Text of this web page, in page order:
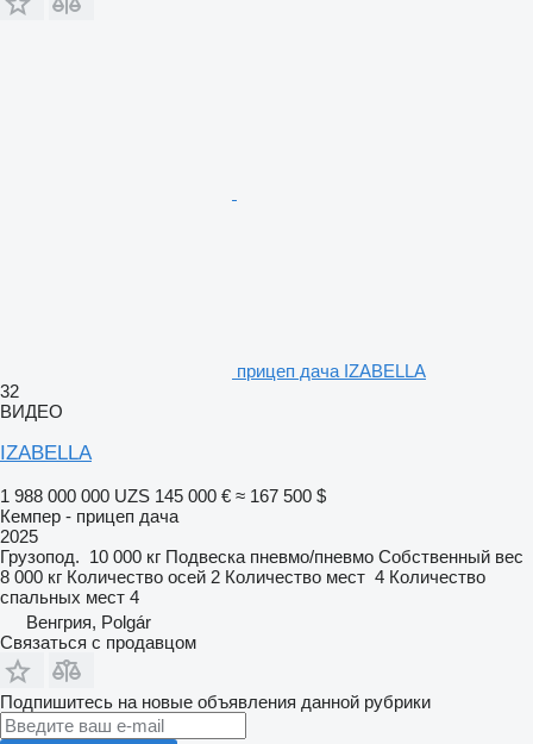
прицеп дача IZABELLA
32
ВИДЕО
IZABELLA
1 988 000 000 UZS 145 000 € ≈ 167 500 $
Кемпер - прицеп дача
2025
Грузопод. 10 000 кг Подвеска пневмо/пневмо Собственный вес
8 000 кг Количество осей 2 Количество мест 4 Количество
спальных мест 4
Венгрия, Polgár
Связаться с продавцом
Подпишитесь на новые объявления данной рубрики